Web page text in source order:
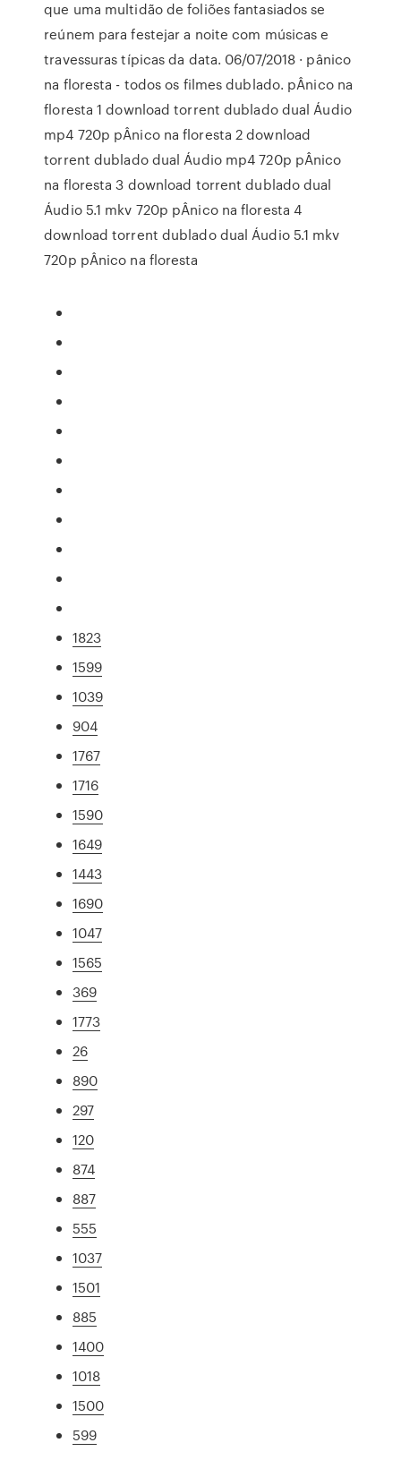
que uma multidão de foliões fantasiados se
reúnem para festejar a noite com músicas e
travessuras típicas da data. 06/07/2018 · pânico
na floresta - todos os filmes dublado. pÂnico na
floresta 1 download torrent dublado dual Áudio
mp4 720p pÂnico na floresta 2 download
torrent dublado dual Áudio mp4 720p pÂnico
na floresta 3 download torrent dublado dual
Áudio 5.1 mkv 720p pÂnico na floresta 4
download torrent dublado dual Áudio 5.1 mkv
720p pÂnico na floresta
1823
1599
1039
904
1767
1716
1590
1649
1443
1690
1047
1565
369
1773
26
890
297
120
874
887
555
1037
1501
885
1400
1018
1500
599